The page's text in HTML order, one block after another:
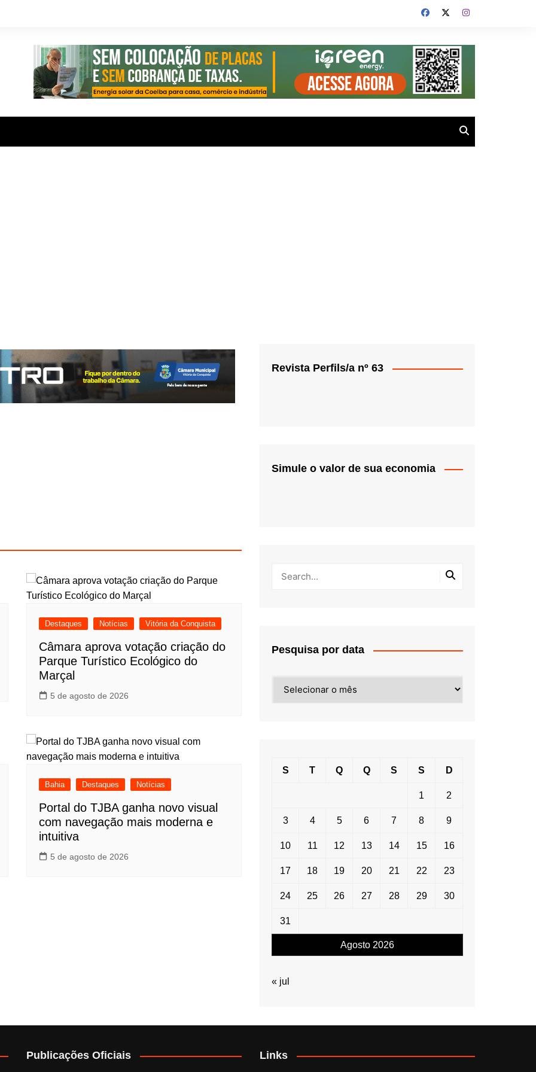
Destaques Notícias Vitória da Conquista
Câmara aprova votação criação do
Parque Turístico Ecológico do
Marçal
5 de agosto de 2026
Bahia Destaques Notícias
Portal do TJBA ganha novo visual
com navegação mais moderna e
intuitiva
5 de agosto de 2026
Revista Perfils/a nº 63
Simule o valor de sua economia
Pesquisa por data
por
Agosto 2026
S T Q Q S S D
1 2
3 4 5 6 7 8 9
10 11 12 13 14 15 16
17 18 19 20 21 22 23
24 25 26 27 28 29 30
31
« jul
Publicações Oficiais Links